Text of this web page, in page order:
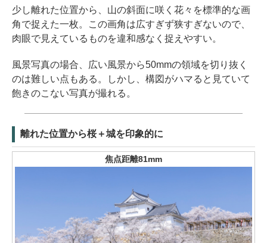
少し離れた位置から、山の斜面に咲く花々を標準的な画
角で捉えた一枚。この画角は広すぎず狭すぎないので、
肉眼で見えているものを違和感なく捉えやすい。
風景写真の場合、広い風景から50mmの領域を切り抜く
のは難しい点もある。しかし、構図がハマると見ていて
飽きのこない写真が撮れる。
離れた位置から桜＋城を印象的に
焦点距離81mm